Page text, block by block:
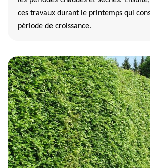
ces travaux durant le printemps qui
période de croissance.